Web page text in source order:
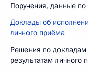
Поручения, данные
Доклады об
личного приёма
Решения по докладам
результатам личного